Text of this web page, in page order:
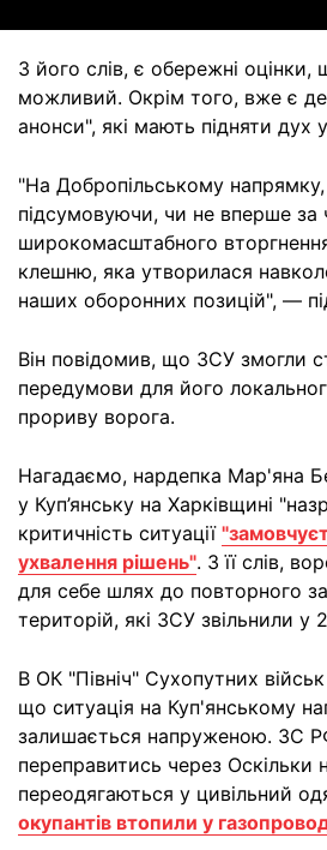
З його слів, є обережні оцінки,
можливий. Окрім того, вже є
анонси", які мають підняти дух
"На Добропільському
підсумовуючи, чи не вперше за
широкомасштабного
клешню, яка утворилася
наших оборонних позицій", —
Він повідомив, що ЗСУ змогли
передумови для його
прориву ворога.
Нагадаємо, нардепка Мар'яна
у Куп’янську на Харківщині
критичність ситуації
ухвалення рішень". З її слів,
для себе шлях до повторного
територій, які ЗСУ звільнили у
В ОК "Північ" Сухопутних
що ситуація на Куп'янському
залишається напруженою. ЗС
переправитись через Оскільки
переодягаються у цивільний
окупантів втопили у